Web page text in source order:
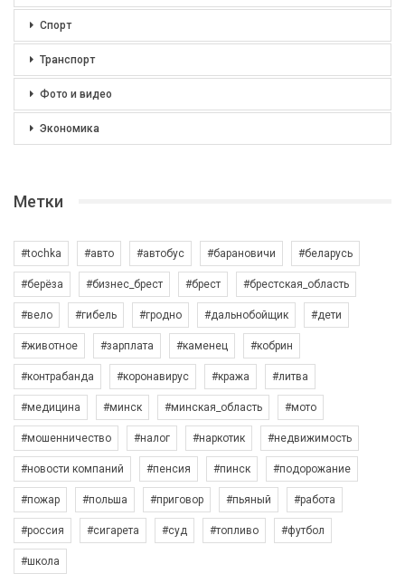
Спорт
Транспорт
Фото и видео
Экономика
Метки
#tochka #авто #автобус #барановичи #беларусь
#берёза #бизнес_брест #брест #брестская_область
#вело #гибель #гродно #дальнобойщик #дети
#животное #зарплата #каменец #кобрин
#контрабанда #коронавирус #кража #литва
#медицина #минск #минская_область #мото
#мошенничество #налог #наркотик #недвижимость
#новости компаний #пенсия #пинск #подорожание
#пожар #польша #приговор #пьяный #работа
#россия #сигарета #суд #топливо #футбол
#школа